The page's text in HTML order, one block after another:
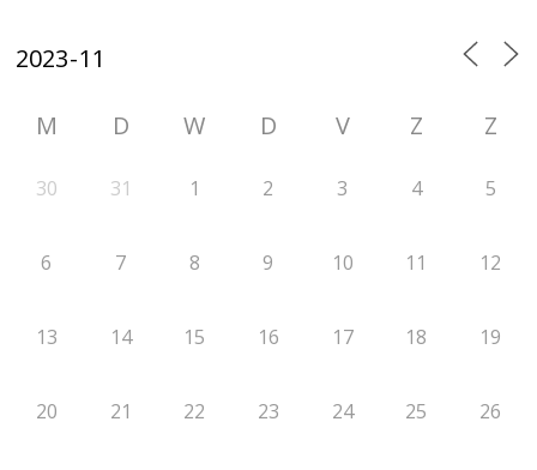
M D W D V Z Z
30 31 1 2 3 4 5
6 7 8 9 10 11 12
13 14 15 16 17 18 19
20 21 22 23 24 25 26